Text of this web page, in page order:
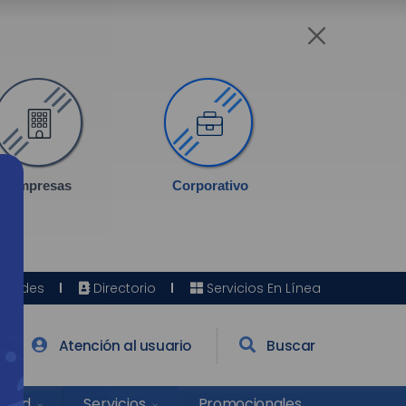
Empresas Corporativo
Sedes Directorio Servicios En Línea
Atención al usuario Buscar